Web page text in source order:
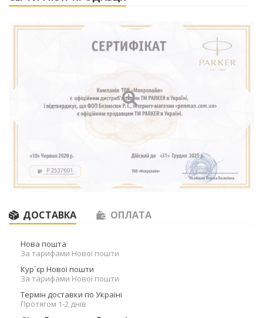
ДОСТАВКА ОПЛАТА
Нова пошта
За тарифами Нової пошти
Кур`єр Нової пошти
За тарифами Нової пошти
Термін доставки по Україні
Протягом 1-2 днів